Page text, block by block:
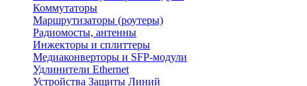
Коммутаторы
Маршрутизаторы (роутеры)
Радиомосты, антенны
Инжекторы и сплиттеры
Медиаконверторы и SFP-модули
Удлинители Ethernet
Устройства Защиты Линий